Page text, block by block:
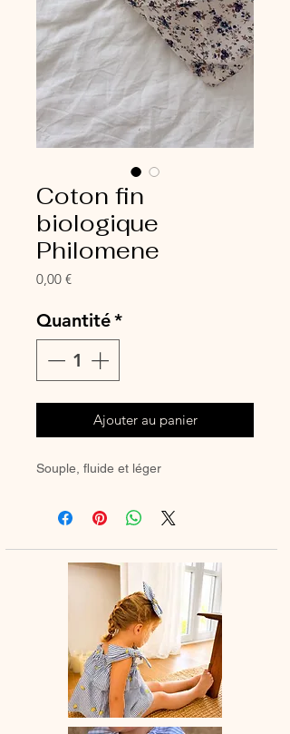
Coton fin
biologique
Philomene
0,00 €Prix
Quantité*
Ajouter au panier
Souple, fluide et léger